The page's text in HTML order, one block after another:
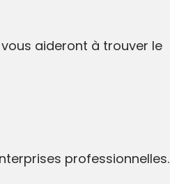
aideront à trouver le
professionnelles.